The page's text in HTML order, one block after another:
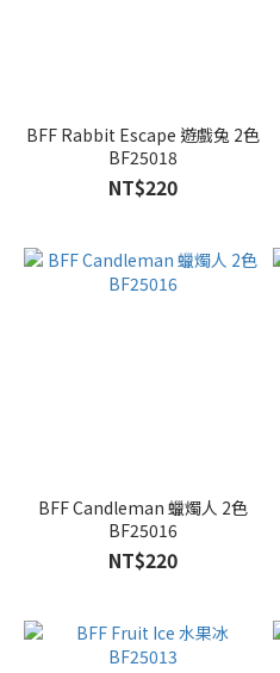
BFF Rabbit Escape 遊戲兔 2色
BF25018
NT$220
BFF Candleman 蠟燭人 2色
BF25016
NT$220